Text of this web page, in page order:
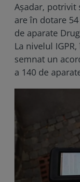
Așadar, potrivit
are în dotare
de aparate
La nivelul
semnat un
a 140 de